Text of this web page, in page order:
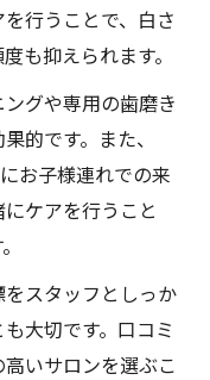
行うことで、白さ
も抑えられます。
グや専用の歯磨き
的です。また、
お子様連れでの来
ケアを行うこと
スタッフとしっか
大切です。口コミ
いサロンを選ぶこ